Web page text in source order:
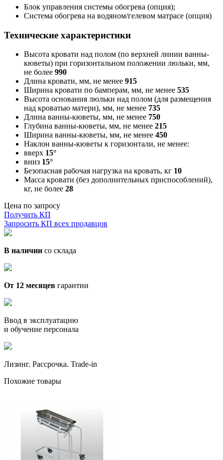
Блок управления системы обогрева (опция);
Система обогрева на водяном/гелевом матрасе (опция)
Технические характеристики
Высота кровати над полом (по верхней линии ванны-
кюветы) при горизонтальном положении люльки, мм,
не более 990
Длина кровати, мм, не менее 915
Ширина кровати по бамперам, мм, не менее 535
Высота основания люльки над полом (для размещения
над кроватью матери), мм, не менее 735
Длина ванны-кюветы, мм, не менее 750
Глубина ванны-кюветы, мм, не менее 215
Ширина ванны-кюветы, мм, не менее 450
Наклон ванны-кюветы к горизонтали, не менее:
вверх 15°
вниз 15°
Безопасная рабочая нагрузка на кровать, кг 10
Масса кровати (без дополнительных приспособлений),
кг, не более 28
Цена по запросу
Получить КП
Запросить КП всех продавцов
В наличии со склада
От 12 месяцев гарантии
Ввод в эксплуатацию
и обучение персонала
Лизинг. Рассрочка. Trade-in
Похожие товары